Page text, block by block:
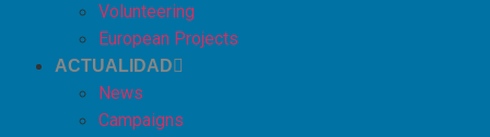
Volunteering
European Projects
ACTUALIDAD
News
Campaigns